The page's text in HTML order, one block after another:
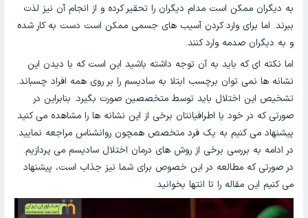
به دیگران ممکن است مدام دیگران را تحقیر کرده و از انجام آن نیز لذت
ببرند. اما برای وارد کردن آسیب های جسمی ممکن است دست به کار شده
و به دیگران صدمه وارد کنند.
اما نکته ای که باید به آن توجه داشته باشید این است که با دیدن این
نشانه ها نمی توان برچسب ابتلا به سادیسم را بر روی همه افراد چسباند.
تشخیص این اختلال باید توسط متخصصین صورت بگیرد. بنابراین در
صورتی که در خود یا اطرافیانتان برخی از این نشانه ها را مشاهده می کنید
پیشنهاد می کنیم به یک فرد متخصص همچون روانشناس مراجعه نمایید.
در ادامه به بررسی برخی از روش های درمان اختلال سادیسم می پردازیم.
در صورتی که مطالعه در این خصوص برای شما نیز جذاب است، پیشنهاد
می کنیم این مقاله را تا انتها بخوانید.